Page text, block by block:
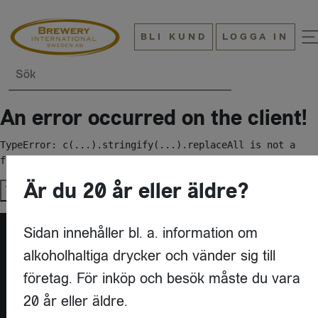
BLI KUND LOGGA IN
Sök
An error occurred on the client!
TypeError: c(...).stringify(...).replaceAll is not a
function
Try again
KONTAKT
Är du 20 år eller äldre?
Sidan innehåller bl. a. information om
alkoholhaltiga drycker och vänder sig till
företag. För inköp och besök måste du vara
20 år eller äldre.